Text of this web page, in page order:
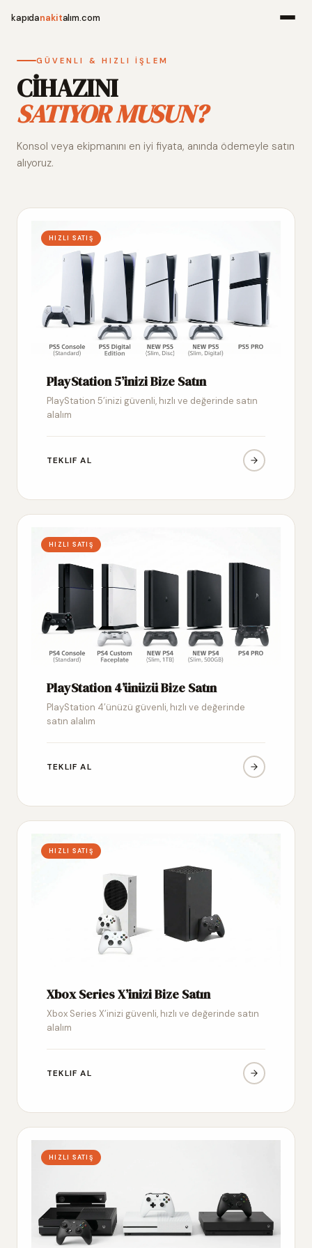
kapıdanakitalım.com
Alım
GÜVENLI & HIZLI İŞLEM
CİHAZINI
SATIYOR MUSUN?
Konsol veya ekipmanını en iyi fiyata, anında ödemeyle satın
alıyoruz.
HIZLI SATIŞ
PlayStation 5’inizi Bize Satın
PlayStation 5’inizi güvenli, hızlı ve değerinde satın
alalım
TEKLIF AL
HIZLI SATIŞ
PlayStation 4’ünüzü Bize Satın
PlayStation 4’ünüzü güvenli, hızlı ve değerinde
satın alalım
TEKLIF AL
HIZLI SATIŞ
Xbox Series X’inizi Bize Satın
Xbox Series X’inizi güvenli, hızlı ve değerinde satın
alalım
TEKLIF AL
HIZLI SATIŞ